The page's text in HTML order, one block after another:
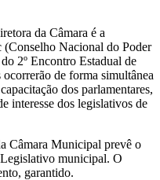
da Câmara é a
(Conselho Nacional do Poder
2º Encontro Estadual de
de forma simultânea
dos parlamentares,
interesse dos legislativos de
Câmara Municipal prevê o
municipal. O
garantido.